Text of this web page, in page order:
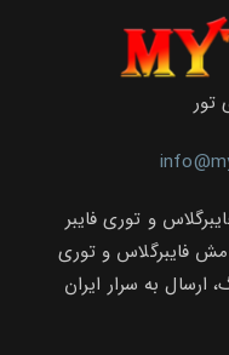
تور
و توری فایبر
فایبرگلاس و توری
به سرار ایران